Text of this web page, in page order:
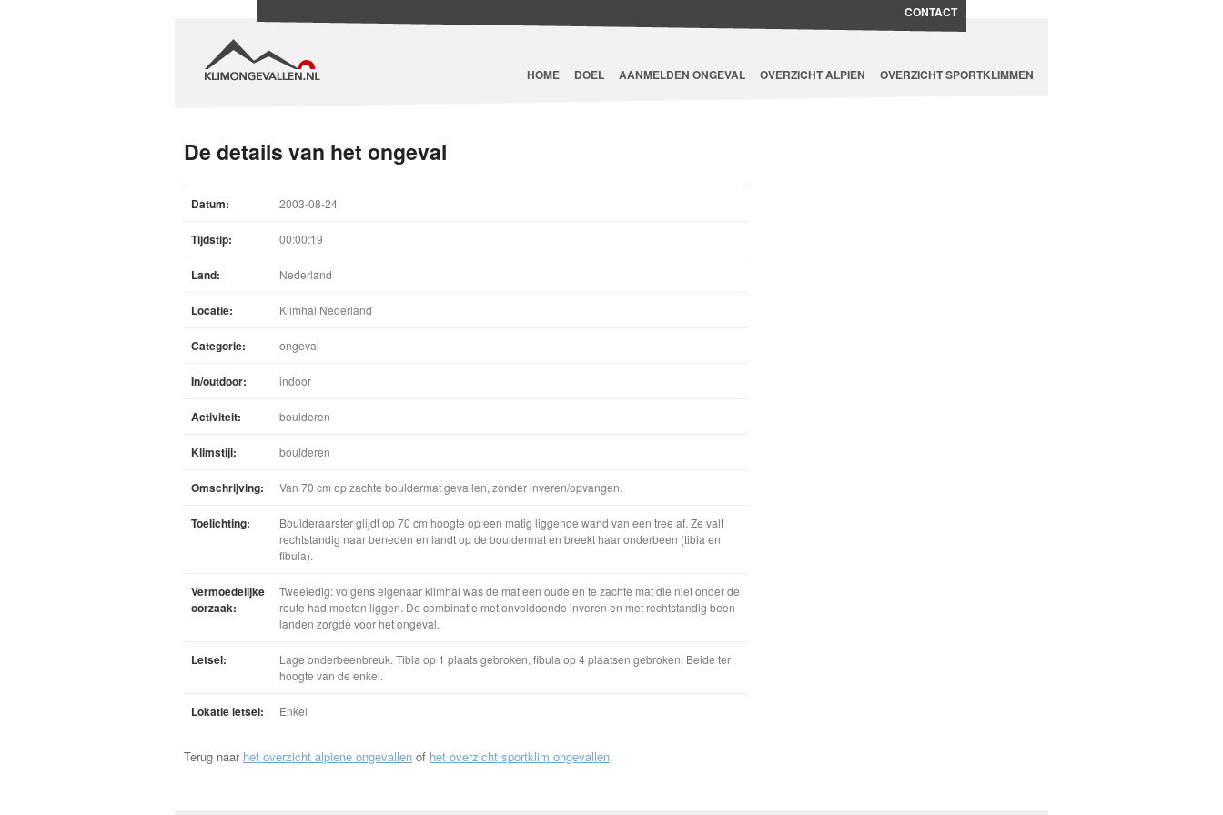
HOME DOEL AANMELDEN ONGEVAL OVERZICHT ALPIEN OVERZICHT SPORTKLIMMEN
CONTACT
De details van het ongeval
Datum: 2003-08-24
Tijdstip: 00:00:19
Land: Nederland
Locatie: Klimhal Nederland
Categorie: ongeval
In/outdoor: indoor
Activiteit: boulderen
Klimstijl: boulderen
Omschrijving: Van 70 cm op zachte bouldermat gevallen, zonder inveren/opvangen.
Toelichting:
Boulderaarster glijdt op 70 cm hoogte op een matig liggende wand van een tree af. Ze valt
rechtstandig naar beneden en landt op de bouldermat en breekt haar onderbeen (tibia en
fibula).
Vermoedelijke
oorzaak:
Tweeledig: volgens eigenaar klimhal was de mat een oude en te zachte mat die niet onder de
route had moeten liggen. De combinatie met onvoldoende inveren en met rechtstandig been
landen zorgde voor het ongeval.
Letsel:
Lage onderbeenbreuk. Tibia op 1 plaats gebroken, fibula op 4 plaatsen gebroken. Beide ter
hoogte van de enkel.
Lokatie letsel: Enkel
Terug naar het overzicht alpiene ongevallen of het overzicht sportklim ongevallen.